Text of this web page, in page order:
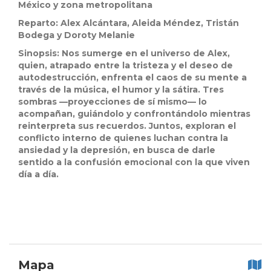
México y zona metropolitana
Reparto: Alex Alcántara, Aleida Méndez, Tristán
Bodega y Doroty Melanie
Sinopsis: Nos sumerge en el universo de Alex,
quien, atrapado entre la tristeza y el deseo de
autodestrucción, enfrenta el caos de su mente a
través de la música, el humor y la sátira. Tres
sombras —proyecciones de sí mismo— lo
acompañan, guiándolo y confrontándolo mientras
reinterpreta sus recuerdos. Juntos, exploran el
conflicto interno de quienes luchan contra la
ansiedad y la depresión, en busca de darle
sentido a la confusión emocional con la que viven
día a día.
Mapa